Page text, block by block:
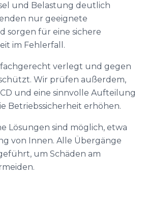
und Belastung deutlich
nur geeignete
sorgen für eine sichere
im Fehlerfall.
verlegt und gegen
Wir prüfen außerdem,
und eine sinnvolle Aufteilung
Betriebssicherheit erhöhen.
Lösungen sind möglich, etwa
von Innen. Alle Übergänge
um Schäden am